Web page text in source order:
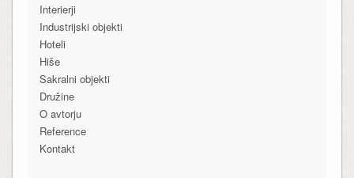
Interierji
Industrijski objekti
Hoteli
Hiše
Sakralni objekti
Družine
O avtorju
Reference
Kontakt